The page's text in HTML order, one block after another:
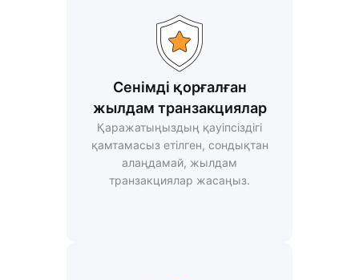
Сенімді қорғалған
жылдам транзакциялар
Қаражатыңыздың қауіпсіздігі
қамтамасыз етілген, сондықтан
алаңдамай, жылдам
транзакциялар жасаңыз.